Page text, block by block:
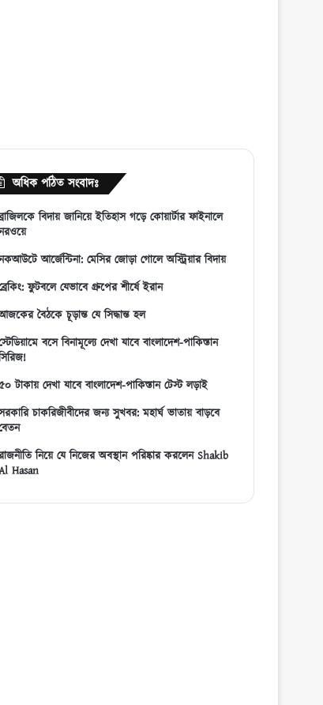
অধিক পঠিত সংবাদঃ
বিদায় জানিয়ে ইতিহাস গড়ে কোয়ার্টার ফাইনালে
আর্জেন্টিনা: মেসির জোড়া গোলে অস্ট্রিয়ার বিদায়
ফুটবলে যেভাবে গ্রুপের শীর্ষে ইরান
বৈঠকে চূড়ান্ত যে সিদ্ধান্ত হল
বসে বিনামূল্যে দেখা যাবে বাংলাদেশ-পাকিস্তান
টাকায় দেখা যাবে বাংলাদেশ-পাকিস্তান টেস্ট লড়াই
চাকরিজীবীদের জন্য সুখবর: মহার্ঘ ভাতায় বাড়বে
নিয়ে যে নিজের অবস্থান পরিষ্কার করলেন Shakib
Hasan